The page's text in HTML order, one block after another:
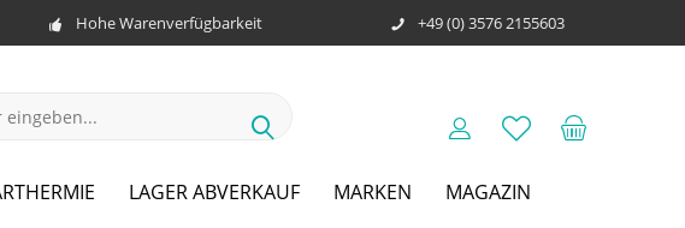
Hohe Warenverfügbarkeit +49 (0) 3576 2155603
LAGER ABVERKAUF MARKEN MAGAZIN